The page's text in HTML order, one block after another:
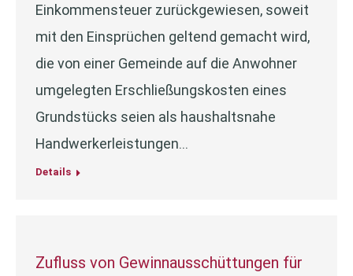
Einkommensteuer zurückgewiesen, soweit
mit den Einsprüchen geltend gemacht wird,
die von einer Gemeinde auf die Anwohner
umgelegten Erschließungskosten eines
Grundstücks seien als haushaltsnahe
Handwerkerleistungen…
Details
Zufluss von Gewinnausschüttungen für